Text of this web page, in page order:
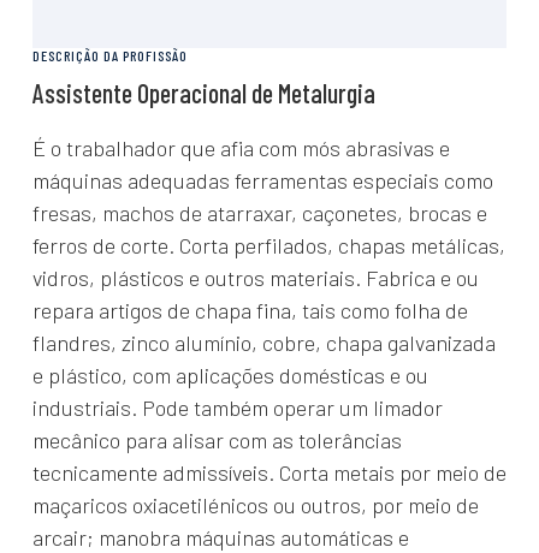
DESCRIÇÃO DA PROFISSÃO
Assistente Operacional de Metalurgia
É o trabalhador que afia com mós abrasivas e
máquinas adequadas ferramentas especiais como
fresas, machos de atarraxar, caçonetes, brocas e
ferros de corte. Corta perfilados, chapas metálicas,
vidros, plásticos e outros materiais. Fabrica e ou
repara artigos de chapa fina, tais como folha de
flandres, zinco alumínio, cobre, chapa galvanizada
e plástico, com aplicações domésticas e ou
industriais. Pode também operar um limador
mecânico para alisar com as tolerâncias
tecnicamente admissíveis. Corta metais por meio de
maçaricos oxiacetilénicos ou outros, por meio de
arcair; manobra máquinas automáticas e